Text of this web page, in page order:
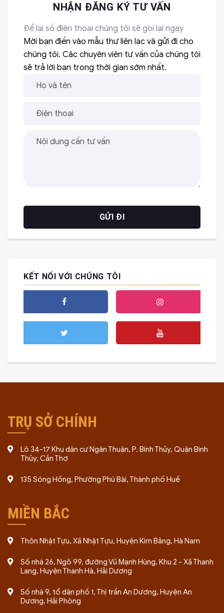
NHẬN ĐĂNG KÝ TƯ VẤN
Để lại số điện thoại chúng tôi sẽ gọi lại ngay
Mời bạn điền vào mẫu thư liên lạc và gửi đi cho
chúng tôi. Các chuyên viên tư vấn của chúng tôi
sẽ trả lời bạn trong thời gian sớm nhất.
KẾT NỐI VỚI CHÚNG TÔI
TRỤ SỞ CHÍNH
Lô 34-17 Khu dân cư Ngân Thuận, P. Bình Thủy, Quận Bình
Thủy, Cần Thơ
135 Sóng Hồng, Phường Phú Bài, Thành phố Huế
MIỀN BẮC
Thôn Nhật Tựu, Xã Nhật Tựu, Huyện Kim Bảng, Hà Nam
Số nhà 26, Ngõ 99, đường Vũ Mạnh Hùng, Khu 2 - Xã Thanh
Lang, Huyện Thanh Hà, Hải Dương
Số nhà 9, tổ dân phố 1, Thị trấn An Dương, Huyện An
Dương, Hải Phòng